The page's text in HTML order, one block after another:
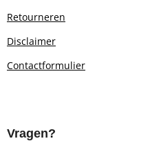
Retourneren
Disclaimer
Contactformulier
Vragen?